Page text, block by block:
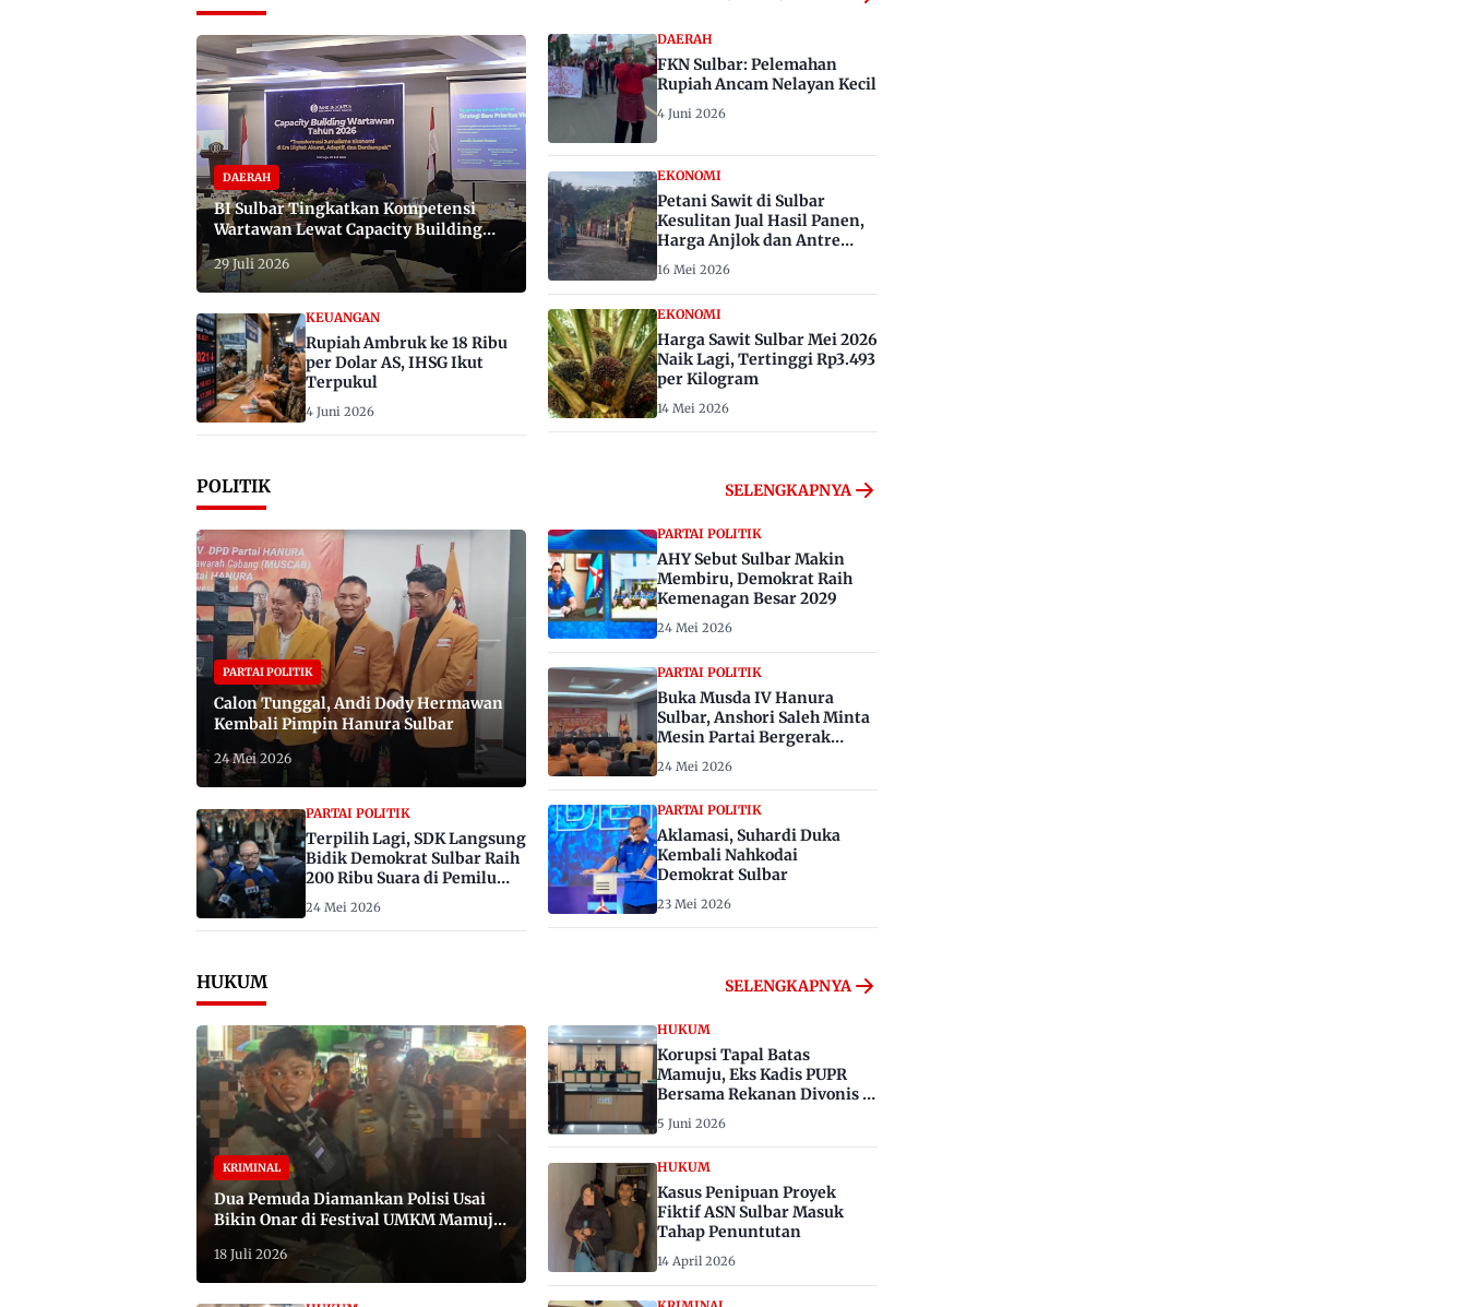
DAERAH
BI Sulbar Tingkatkan Kompetensi
Wartawan Lewat Capacity Building
2026
29 Juli 2026
KEUANGAN
Rupiah Ambruk ke 18 Ribu
per Dolar AS, IHSG Ikut
Terpukul
4 Juni 2026
DAERAH
FKN Sulbar: Pelemahan
Rupiah Ancam Nelayan Kecil
4 Juni 2026
EKONOMI
Petani Sawit di Sulbar
Kesulitan Jual Hasil Panen,
Harga Anjlok dan Antre
Berhari-hari
16 Mei 2026
EKONOMI
Harga Sawit Sulbar Mei 2026
Naik Lagi, Tertinggi Rp3.493
per Kilogram
14 Mei 2026
POLITIK SELENGKAPNYA
PARTAI POLITIK
Calon Tunggal, Andi Dody Hermawan
Kembali Pimpin Hanura Sulbar
24 Mei 2026
PARTAI POLITIK
Terpilih Lagi, SDK Langsung
Bidik Demokrat Sulbar Raih
200 Ribu Suara di Pemilu
2029
24 Mei 2026
PARTAI POLITIK
AHY Sebut Sulbar Makin
Membiru, Demokrat Raih
Kemenagan Besar 2029
24 Mei 2026
PARTAI POLITIK
Buka Musda IV Hanura
Sulbar, Anshori Saleh Minta
Mesin Partai Bergerak
Menangkan Pemilu 2029
24 Mei 2026
PARTAI POLITIK
Aklamasi, Suhardi Duka
Kembali Nahkodai
Demokrat Sulbar
23 Mei 2026
HUKUM SELENGKAPNYA
KRIMINAL
Dua Pemuda Diamankan Polisi Usai
Bikin Onar di Festival UMKM Mamuju,
Satu Bawa Badik
18 Juli 2026
HUKUM
Korupsi Tapal Batas
Mamuju, Eks Kadis PUPR
Bersama Rekanan Divonis 6
dan 8 Tahun Penjara
5 Juni 2026
HUKUM
Kasus Penipuan Proyek
Fiktif ASN Sulbar Masuk
Tahap Penuntutan
14 April 2026